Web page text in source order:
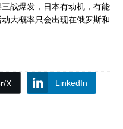
战爆发，日本有动机，有能
大概率只会出现在俄罗斯和
X LinkedIn